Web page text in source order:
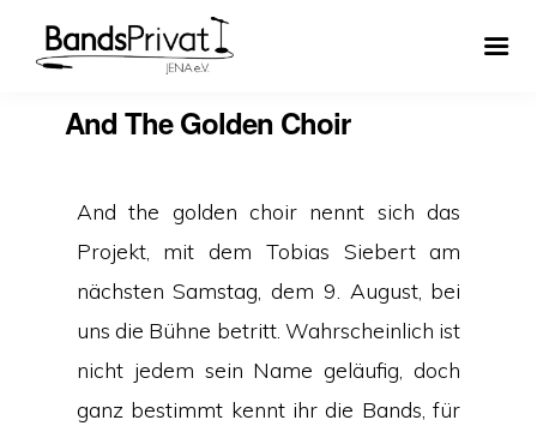
And The Golden Choir
And the golden choir nennt sich das
Projekt, mit dem Tobias Siebert am
nächsten Samstag, dem 9. August, bei
uns die Bühne betritt. Wahrscheinlich ist
nicht jedem sein Name geläufig, doch
ganz bestimmt kennt ihr die Bands, für